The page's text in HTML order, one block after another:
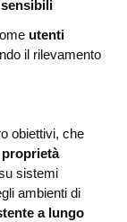
utenti
il rilevamento
obiettivi, che
proprietà
sistemi
ambienti di
a lungo